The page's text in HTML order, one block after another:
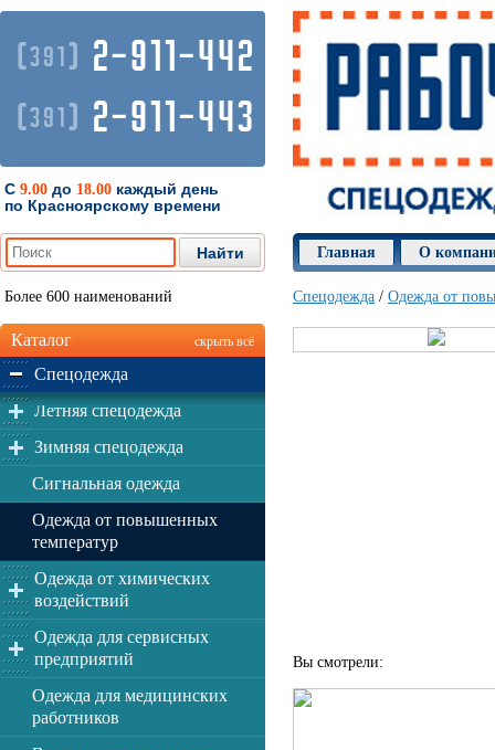
(391) 2-911-442
(391) 2-911-443
С 9.00 до 18.00 каждый день
по Красноярскому времени
Главная О
Более 600 наименований
Каталог скрыть всё
Спецодежда
Летняя спецодежда
Зимняя спецодежда
Сигнальная одежда
Одежда от повышенных
температур
Одежда от химических
воздействий
Одежда для сервисных
предприятий
Одежда для медицинских
работников
Спецодежда / Одежда от
Вы смотрели: